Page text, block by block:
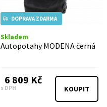
DOPRAVA ZDARMA
Skladem
Autopotahy MODENA černá
6 809 Kč
s DPH KOUPIT